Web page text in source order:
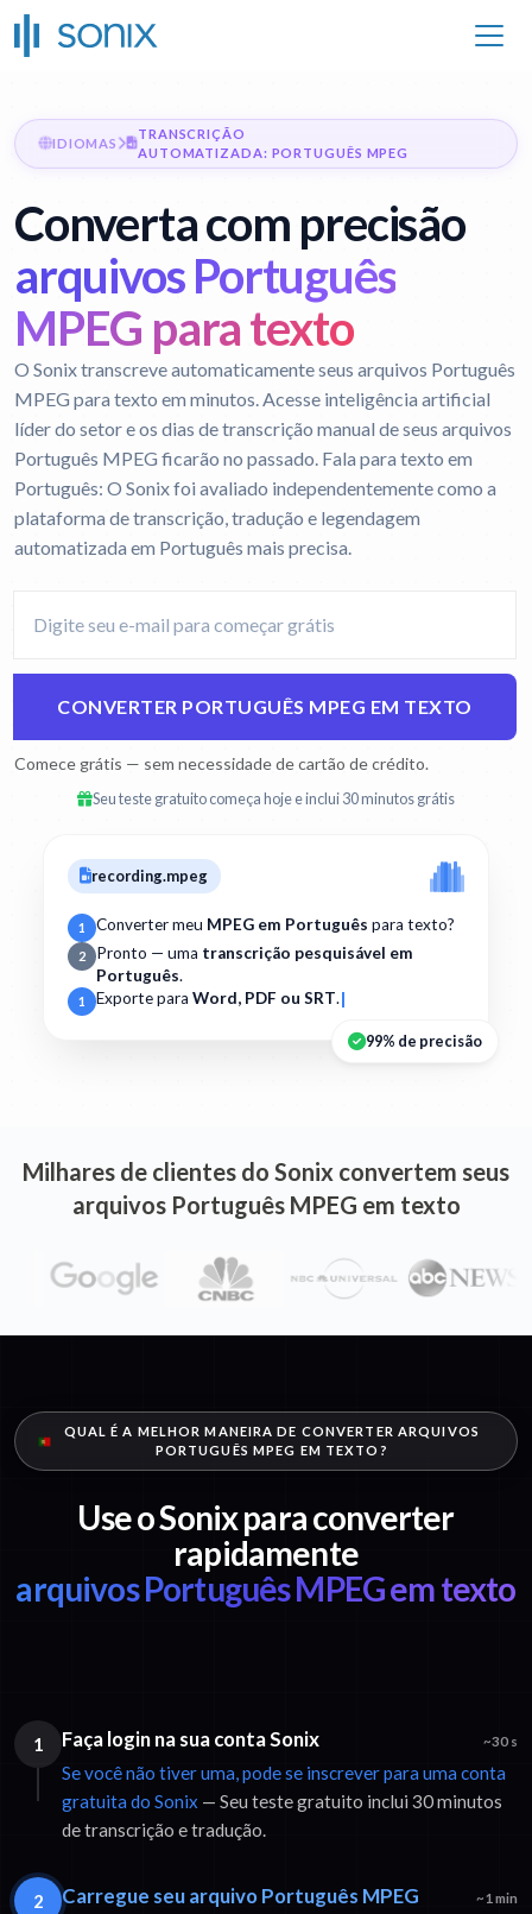
IDIOMAS
TRANSCRIÇÃO
AUTOMATIZADA: PORTUGUÊS MPEG
Converta com precisão
arquivos Português
MPEG para texto
O Sonix transcreve automaticamente seus arquivos Português
MPEG para texto em minutos. Acesse inteligência artificial
líder do setor e os dias de transcrição manual de seus arquivos
Português MPEG ficarão no passado. Fala para texto em
Português: O Sonix foi avaliado independentemente como a
plataforma de transcrição, tradução e legendagem
automatizada em Português mais precisa.
CONVERTER PORTUGUÊS MPEG EM TEXTO
Comece grátis — sem necessidade de cartão de crédito.
Seu teste gratuito começa hoje e inclui 30 minutos grátis
recording.mpeg
1 Converter meu MPEG em Português para texto?
2 Pronto — uma transcrição pesquisável em
Português.
1 Exporte para Word, PDF ou SRT.
99% de precisão
Milhares de clientes do Sonix convertem seus
arquivos Português MPEG em texto
QUAL É A MELHOR MANEIRA DE CONVERTER ARQUIVOS
PORTUGUÊS MPEG EM TEXTO?
Use o Sonix para converter
rapidamente
arquivos Português MPEG em texto
1 Faça login na sua conta Sonix ~30 s
Se você não tiver uma, pode se inscrever para uma conta
gratuita do Sonix — Seu teste gratuito inclui 30 minutos
de transcrição e tradução.
2 Carregue seu arquivo Português MPEG ~1 min